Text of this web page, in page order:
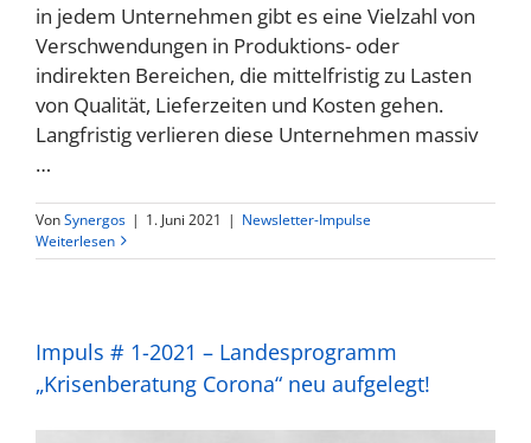
in jedem Unternehmen gibt es eine Vielzahl von
Verschwendungen in Produktions- oder
indirekten Bereichen, die mittelfristig zu Lasten
von Qualität, Lieferzeiten und Kosten gehen.
Langfristig verlieren diese Unternehmen massiv
…
VonSynergos | 1. Juni 2021 | Newsletter-Impulse
Weiterlesen
Impuls # 1-2021 – Landesprogramm
„Krisenberatung Corona“ neu aufgelegt!